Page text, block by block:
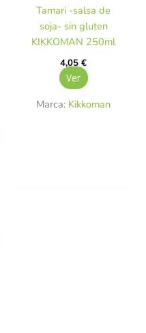
Tamari -salsa de
soja- sin gluten
KIKKOMAN 250ml
4,05€
Ver
Marca: Kikkoman